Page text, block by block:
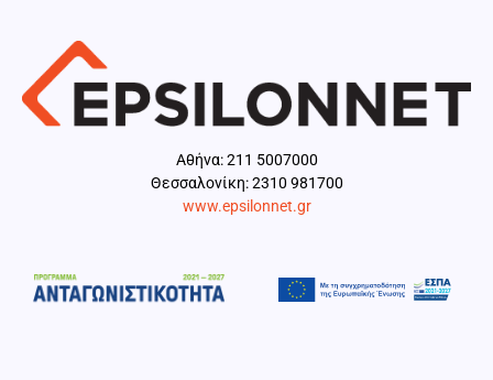
Aθήνα: 211 5007000
Θεσσαλονίκη: 2310 981700
www.epsilonnet.gr